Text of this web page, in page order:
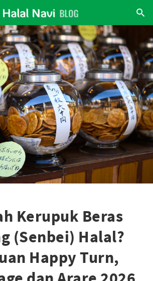
Kerupuk Beras
(Senbei) Halal?
Happy Turn,